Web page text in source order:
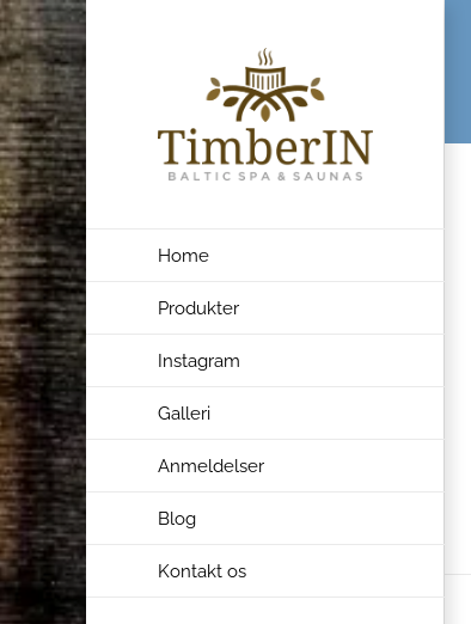
Skip
to
content
Home
Produkter
Instagram
Galleri
Anmeldelser
Blog
Kontakt os